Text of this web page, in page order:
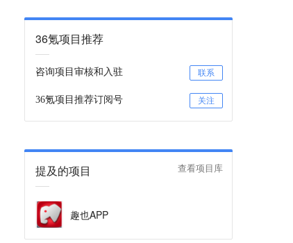
36氪项目推荐
咨询项目审核和入驻 联系
36氪项目推荐订阅号 关注
提及的项目 查看项目库
趣也APP